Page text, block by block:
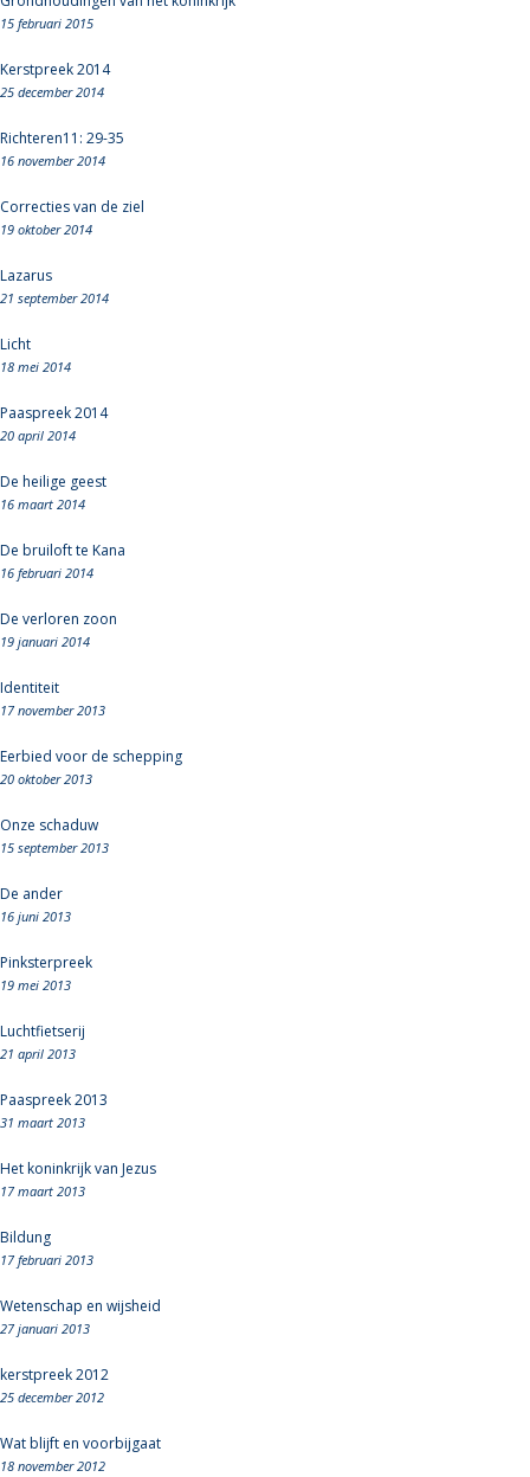
15 februari 2015
Kerstpreek 2014
25 december 2014
Richteren11: 29-35
16 november 2014
Correcties van de ziel
19 oktober 2014
Lazarus
21 september 2014
Licht
18 mei 2014
Paaspreek 2014
20 april 2014
De heilige geest
16 maart 2014
De bruiloft te Kana
16 februari 2014
De verloren zoon
19 januari 2014
Identiteit
17 november 2013
Eerbied voor de schepping
20 oktober 2013
Onze schaduw
15 september 2013
De ander
16 juni 2013
Pinksterpreek
19 mei 2013
Luchtfietserij
21 april 2013
Paaspreek 2013
31 maart 2013
Het koninkrijk van Jezus
17 maart 2013
Bildung
17 februari 2013
Wetenschap en wijsheid
27 januari 2013
kerstpreek 2012
25 december 2012
Wat blijft en voorbijgaat
18 november 2012